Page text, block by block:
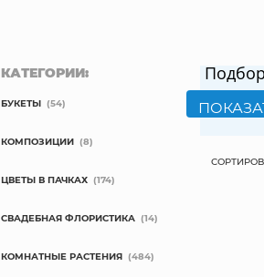
КАТЕГОРИИ:
БУКЕТЫ (54)
КОМПОЗИЦИИ (8)
ЦВЕТЫ В ПАЧКАХ (174)
СВАДЕБНАЯ ФЛОРИСТИКА (14)
КОМНАТНЫЕ РАСТЕНИЯ (484)